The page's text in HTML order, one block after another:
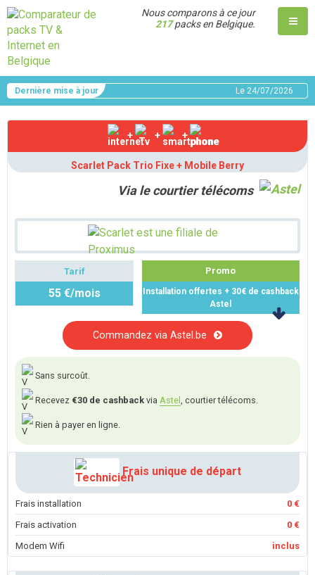
Nous comparons à ce jour
217packs en Belgique.
Dernière mise à jour Le 24/07/2026
+ + +
Scarlet Pack Trio Fixe + Mobile Berry
Via le courtier télécoms
Tarif
55 €/mois
Promo
Installation offertes + 30€ de cashback
Astel
Commandez via Astel.be
Sans surcoût.
Recevez €30 de cashback via Astel , courtier télécoms.
Rien à payer en ligne.
Frais unique de départ
Frais installation
0 €
Frais activation
0 €
Modem Wifi
inclus